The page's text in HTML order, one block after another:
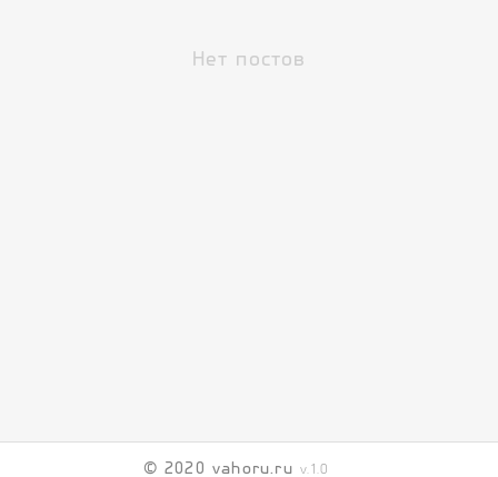
Нет постов
© 2020 vahoru.ru v.1.0